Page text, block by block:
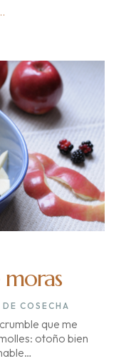
COSECHA
que me
otoño bien